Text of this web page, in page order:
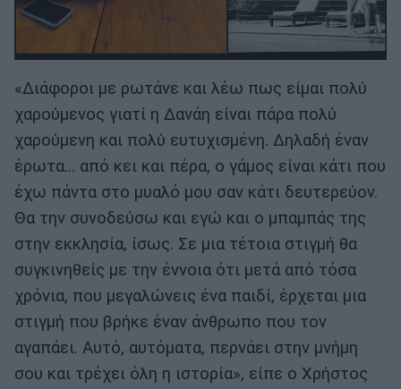
«Διάφοροι με ρωτάνε και λέω πως είμαι πολύ
χαρούμενος γιατί η Δανάη είναι πάρα πολύ
χαρούμενη και πολύ ευτυχισμένη. Δηλαδή έναν
έρωτα… από κει και πέρα, ο γάμος είναι κάτι που
έχω πάντα στο μυαλό μου σαν κάτι δευτερεύον.
Θα την συνοδεύσω και εγώ και ο μπαμπάς της
στην εκκλησία, ίσως. Σε μια τέτοια στιγμή θα
συγκινηθείς με την έννοια ότι μετά από τόσα
χρόνια, που μεγαλώνεις ένα παιδί, έρχεται μια
στιγμή που βρήκε έναν άνθρωπο που τον
αγαπάει. Αυτό, αυτόματα, περνάει στην μνήμη
σου και τρέχει όλη η ιστορία», είπε ο Χρήστος